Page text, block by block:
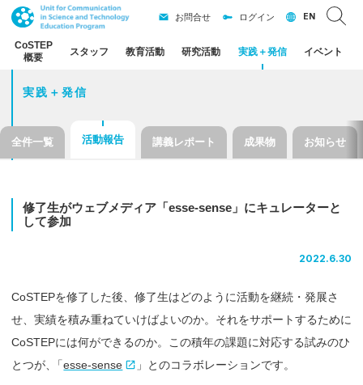
CoSTEP
概要
スタッフ 教育活動 研究活動 実践＋発信 イベント
お問合せ ログイン EN
実践＋発信
全件一覧 活動報告 講義レポート 成果物 お知らせ
修了生がウェブメディア 「esse-sense」 にキュレーターと
して参加
2022.6.30
CoSTEPを修了した後、修了生はどのように活動を継続・発展さ
せ、実績を積み重ねていけばよいのか。それをサポートするために
CoSTEPには何ができるのか。この積年の課題に対応する試みのひ
とつが
「esse-sense 」とのコラボレーションです。